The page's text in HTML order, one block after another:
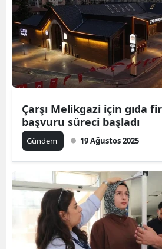
Çarşı Melikgazi için gıda
başvuru süreci başladı
Gündem 19 Ağustos 2025